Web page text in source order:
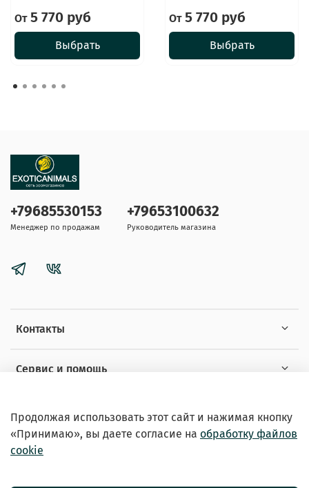
От5 770 руб
Выбрать
От5 770 руб
Выбрать
Контакты
Сервис и помощь
+79685530153
Менеджер по продажам
+79653100632
Руководитель магазина
Продолжая использовать этот сайт и нажимая кнопку
«Принимаю», вы даете согласие на обработку файлов
cookie